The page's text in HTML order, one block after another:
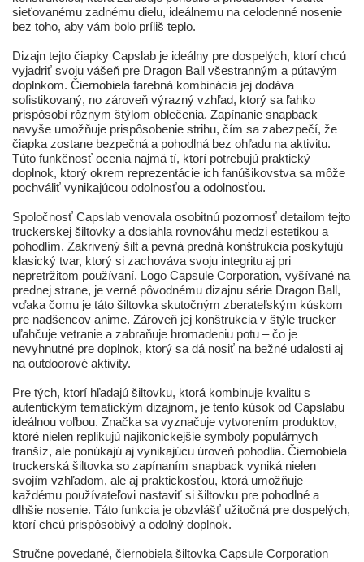
sieťovanému zadnému dielu, ideálnemu na celodenné nosenie
bez toho, aby vám bolo príliš teplo.
Dizajn tejto čiapky Capslab je ideálny pre dospelých, ktorí chcú
vyjadriť svoju vášeň pre Dragon Ball všestranným a pútavým
doplnkom. Čiernobiela farebná kombinácia jej dodáva
sofistikovaný, no zároveň výrazný vzhľad, ktorý sa ľahko
prispôsobí rôznym štýlom oblečenia. Zapínanie snapback
navyše umožňuje prispôsobenie strihu, čím sa zabezpečí, že
čiapka zostane bezpečná a pohodlná bez ohľadu na aktivitu.
Túto funkčnosť ocenia najmä tí, ktorí potrebujú praktický
doplnok, ktorý okrem reprezentácie ich fanúšikovstva sa môže
pochváliť vynikajúcou odolnosťou a odolnosťou.
Spoločnosť Capslab venovala osobitnú pozornosť detailom tejto
truckerskej šiltovky a dosiahla rovnováhu medzi estetikou a
pohodlím. Zakrivený šilt a pevná predná konštrukcia poskytujú
klasický tvar, ktorý si zachováva svoju integritu aj pri
nepretržitom používaní. Logo Capsule Corporation, vyšívané na
prednej strane, je verné pôvodnému dizajnu série Dragon Ball,
vďaka čomu je táto šiltovka skutočným zberateľským kúskom
pre nadšencov anime. Zároveň jej konštrukcia v štýle trucker
uľahčuje vetranie a zabraňuje hromadeniu potu – čo je
nevyhnutné pre doplnok, ktorý sa dá nosiť na bežné udalosti aj
na outdoorové aktivity.
Pre tých, ktorí hľadajú šiltovku, ktorá kombinuje kvalitu s
autentickým tematickým dizajnom, je tento kúsok od Capslabu
ideálnou voľbou. Značka sa vyznačuje vytvorením produktov,
ktoré nielen replikujú najikonickejšie symboly populárnych
franšíz, ale ponúkajú aj vynikajúcu úroveň pohodlia. Čiernobiela
truckerská šiltovka so zapínaním snapback vyniká nielen
svojím vzhľadom, ale aj praktickosťou, ktorá umožňuje
každému používateľovi nastaviť si šiltovku pre pohodlné a
dlhšie nosenie. Táto funkcia je obzvlášť užitočná pre dospelých,
ktorí chcú prispôsobivý a odolný doplnok.
Stručne povedané, čiernobiela šiltovka Capsule Corporation